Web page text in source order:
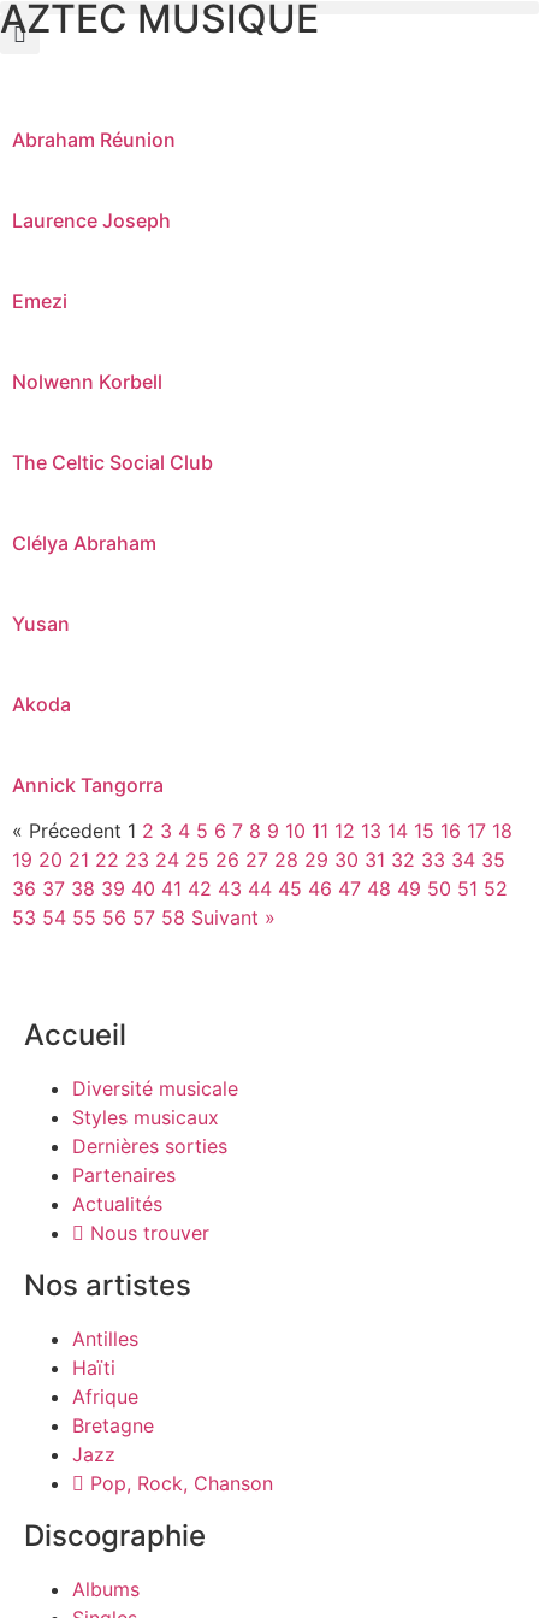
AZTEC MUSIQUE
Abraham Réunion
Laurence Joseph
Emezi
Nolwenn Korbell
The Celtic Social Club
Clélya Abraham
Yusan
Akoda
Annick Tangorra
« Précedent 1 2 3 4 5 6 7 8 9 10 11 12 13 14 15 16 17 18
19 20 21 22 23 24 25 26 27 28 29 30 31 32 33 34 35
36 37 38 39 40 41 42 43 44 45 46 47 48 49 50 51 52
53 54 55 56 57 58 Suivant »
Accueil
Diversité musicale
Styles musicaux
Dernières sorties
Partenaires
Actualités
Nous trouver
Nos artistes
Antilles
Haïti
Afrique
Bretagne
Jazz
Pop, Rock, Chanson
Discographie
Albums